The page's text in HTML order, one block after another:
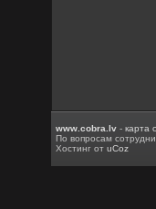
www.cobra.lv -карта
По вопросам
Хостинг отuCoz